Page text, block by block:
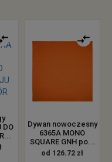
DO
Dywan nowoczesny
6365A MONO
SQUARE GNH po...
od 126.72 zł